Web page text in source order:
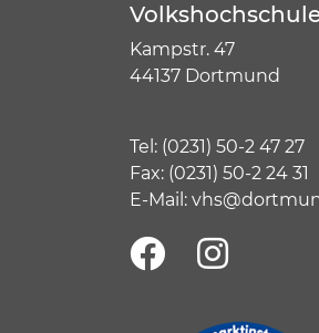
Kampstr. 47
44137 Dortmund
Tel: (0231) 50-2 47 27
Fax: (0231) 50-2 24 31
E-Mail: